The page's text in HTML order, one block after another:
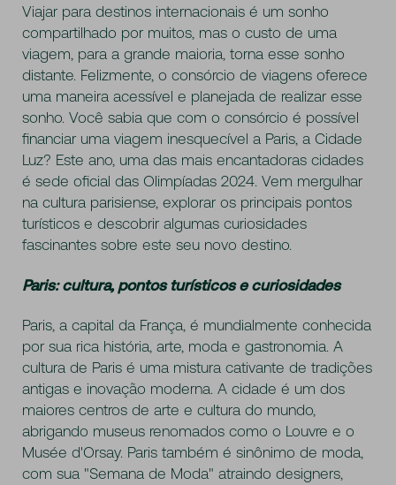
Viajar para destinos internacionais é um sonho
compartilhado por muitos, mas o custo de uma
viagem, para a grande maioria, torna esse sonho
distante. Felizmente, o consórcio de viagens oferece
uma maneira acessível e planejada de realizar esse
sonho. Você sabia que com o consórcio é possível
financiar uma viagem inesquecível a Paris, a Cidade
Luz? Este ano, uma das mais encantadoras cidades
é sede oficial das Olimpíadas 2024. Vem mergulhar
na cultura parisiense, explorar os principais pontos
turísticos e descobrir algumas curiosidades
fascinantes sobre este seu novo destino.
Paris: cultura, pontos turísticos e curiosidades
Paris, a capital da França, é mundialmente conhecida
por sua rica história, arte, moda e gastronomia. A
cultura de Paris é uma mistura cativante de tradições
antigas e inovação moderna. A cidade é um dos
maiores centros de arte e cultura do mundo,
abrigando museus renomados como o Louvre e o
Musée d'Orsay. Paris também é sinônimo de moda,
com sua "Semana de Moda" atraindo designers,